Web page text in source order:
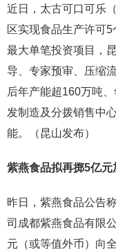
近日，太古可口可乐
区实现食品生产许可
最大单笔投资项目，
导、专家预审、压缩
后年产能超160万吨
发制造及分拨销售中
能。（昆山发布）
紫燕食品拟再掷5亿
昨日，紫燕食品公告
司成都紫燕食品有限
元（或等值外币）向